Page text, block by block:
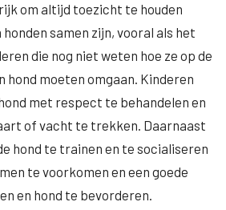
om altijd toezicht te houden
samen zijn, vooral als het
die nog niet weten hoe ze op de
hond moeten omgaan. Kinderen
met respect te behandelen en
of vacht te trekken. Daarnaast
hond te trainen en te socialiseren
te voorkomen en een goede
en hond te bevorderen.